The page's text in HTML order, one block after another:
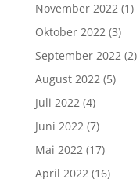
November 2022(1)
Oktober 2022(3)
September 2022(2)
August 2022(5)
Juli 2022(4)
Juni 2022(7)
Mai 2022(17)
April 2022(16)